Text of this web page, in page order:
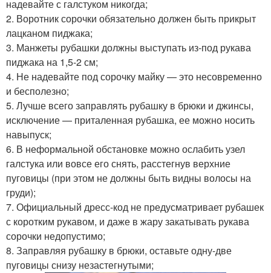
надевайте с галстуком никогда;
2. Воротник сорочки обязательно должен быть прикрыт
лацканом пиджака;
3. Манжеты рубашки должны выступать из-под рукава
пиджака на 1,5-2 см;
4. Не надевайте под сорочку майку — это несовременно
и бесполезно;
5. Лучше всего заправлять рубашку в брюки и джинсы,
исключение — приталенная рубашка, ее можно носить
навыпуск;
6. В неформальной обстановке можно ослабить узел
галстука или вовсе его снять, расстегнув верхние
пуговицы (при этом не должны быть видны волосы на
груди);
7. Официальный дресс-код не предусматривает рубашек
с коротким рукавом, и даже в жару закатывать рукава
сорочки недопустимо;
8. Заправляя рубашку в брюки, оставьте одну-две
пуговицы снизу незастегнутыми;